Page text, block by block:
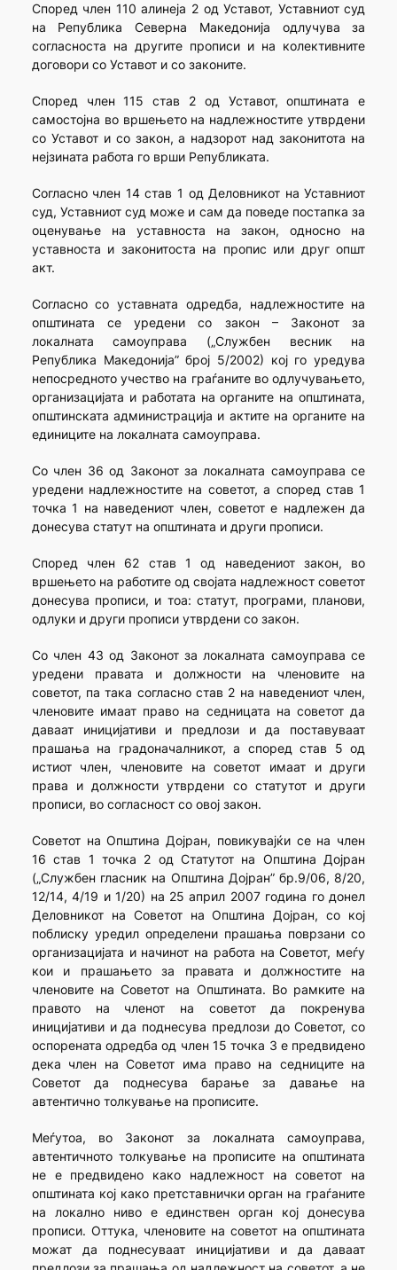
Според член 110 алинеја 2 од Уставот, Уставниот суд
на Република Северна Македонија одлучува за
согласноста на другите прописи и на колективните
договори со Уставот и со законите.
Според член 115 став 2 од Уставот, општината е
самостојна во вршењето на надлежностите утврдени
со Уставот и со закон, а надзорот над законитота на
нејзината работа го врши Републиката.
Согласно член 14 став 1 од Деловникот на Уставниот
суд, Уставниот суд може и сам да поведе постапка за
оценување на уставноста на закон, односно на
уставноста и законитоста на пропис или друг општ
акт.
Согласно со уставната одредба, надлежностите на
општината се уредени со закон – Законот за
локалната самоуправа („Службен весник на
Република Македонија” број 5/2002) кој го уредува
непосредното учество на граѓаните во одлучувањето,
организацијата и работата на органите на општината,
општинската администрација и актите на органите на
единиците на локалната самоуправа.
Со член 36 од Законот за локалната самоуправа се
уредени надлежностите на советот, а според став 1
точка 1 на наведениот член, советот е надлежен да
донесува статут на општината и други прописи.
Според член 62 став 1 од наведениот закон, во
вршењето на работите од својата надлежност советот
донесува прописи, и тоа: статут, програми, планови,
одлуки и други прописи утврдени со закон.
Со член 43 од Законот за локалната самоуправа се
уредени правата и должности на членовите на
советот, па така согласно став 2 на наведениот член,
членовите имаат право на седницата на советот да
даваат иницијативи и предлози и да поставуваат
прашања на градоначалникот, а според став 5 од
истиот член, членовите на советот имаат и други
права и должности утврдени со статутот и други
прописи, во согласност со овој закон.
Советот на Општина Дојран, повикувајќи се на член
16 став 1 точка 2 од Статутот на Општина Дојран
(„Службен гласник на Општина Дојран” бр.9/06, 8/20,
12/14, 4/19 и 1/20) на 25 април 2007 година го донел
Деловникот на Советот на Општина Дојран, со кој
поблиску уредил определени прашања поврзани со
организацијата и начинот на работа на Советот, меѓу
кои и прашањето за правата и должностите на
членовите на Советот на Општината. Во рамките на
правото на членот на советот да покренува
иницијативи и да поднесува предлози до Советот, со
оспорената одредба од член 15 точка 3 е предвидено
дека член на Советот има право на седниците на
Советот да поднесува барање за давање на
автентично толкување на прописите.
Меѓутоа, во Законот за локалната самоуправа,
автентичното толкување на прописите на општината
не е предвидено како надлежност на советот на
општината кој како претставнички орган на граѓаните
на локално ниво е единствен орган кој донесува
прописи. Оттука, членовите на советот на општината
можат да поднесуваат иницијативи и да даваат